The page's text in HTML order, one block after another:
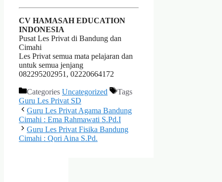
CV HAMASAH EDUCATION
INDONESIA
Pusat Les Privat di Bandung dan
Cimahi
Les Privat semua mata pelajaran dan
untuk semua jenjang
082295202951, 02220664172
Categories Uncategorized
Tags
Guru Les Privat SD
Guru Les Privat Agama Bandung
Cimahi : Ema Rahmawati S.Pd.I
Guru Les Privat Fisika Bandung
Cimahi : Qori Aina S.Pd.